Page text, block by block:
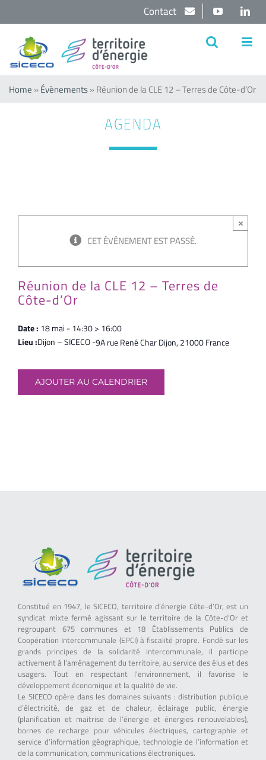
contenu
YouTube
Contact
Home »Évènements»Réunion de la CLE 12 – Terres de Côte-d’Or
AGENDA
CET ÉVÈNEMENT EST PASSÉ.
×
Réunion de la CLE 12 – Terres de
Côte-d’Or
Date : 18 mai - 14:30 > 16:00
Lieu :Dijon – SICECO -9A rue René CharDijon,21000France
AJOUTER AU CALENDRIER
Constitué en 1947, le SICECO, territoire d’énergie Côte-d’Or, est un
syndicat mixte fermé agissant sur le territoire de la Côte-d’Or et
regroupant 675 communes et 18 Établissements Publics de
Coopération Intercommunale (EPCI) à fiscalité propre. Fondé sur les
grands principes de la solidarité intercommunale, il participe
activement à l’aménagement du territoire, au service des élus et des
usagers. Tout en respectant l’environnement, il favorise le
développement économique et la qualité de vie.
Le SICECO opère dans les domaines suivants : distribution publique
d’électricité, de gaz et de chaleur, éclairage public, énergie
(planification et maitrise de l’énergie et énergies renouvelables),
bornes de recharge pour véhicules électriques, cartographie et
service d’information géographique, technologie de l’information et
de la communication, communications électroniques.